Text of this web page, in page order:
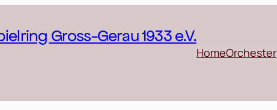
Gross-Gerau 1933 e.V.
HomeOrchester